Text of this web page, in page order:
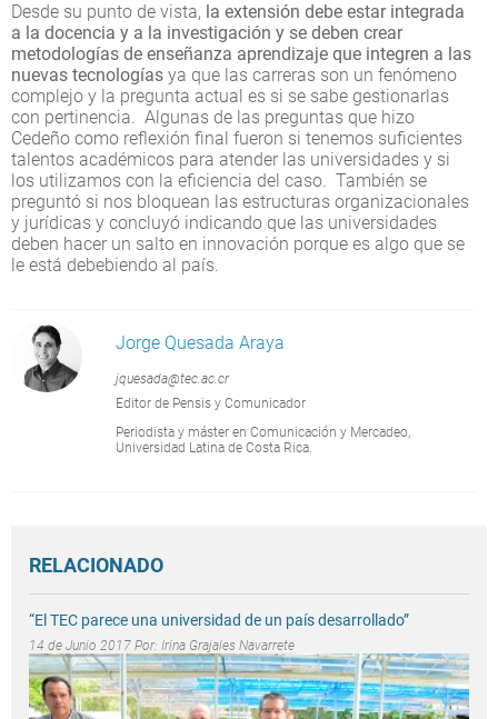
Desde su punto de vista, la extensión debe estar integrada
a la docencia y a la investigación y se deben crear
metodologías de enseñanza aprendizaje que integren a las
nuevas tecnologías ya que las carreras son un fenómeno
complejo y la pregunta actual es si se sabe gestionarlas
con pertinencia. Algunas de las preguntas que hizo
Cedeño como reflexión final fueron si tenemos suficientes
talentos académicos para atender las universidades y si
los utilizamos con la eficiencia del caso. También se
preguntó si nos bloquean las estructuras organizacionales
y jurídicas y concluyó indicando que las universidades
deben hacer un salto en innovación porque es algo que se
le está debebiendo al país.
Jorge Quesada Araya
jquesada@tec.ac.cr
Editor de Pensis y Comunicador
Periodista y máster en Comunicación y Mercadeo,
Universidad Latina de Costa Rica.
RELACIONADO
“El TEC parece una universidad de un país desarrollado”
14 de Junio 2017 Por: Irina Grajales Navarrete